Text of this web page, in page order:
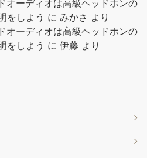
オーディオは高級ヘッドホンの
をしよう に みかさ より
オーディオは高級ヘッドホンの
をしよう に 伊藤 より